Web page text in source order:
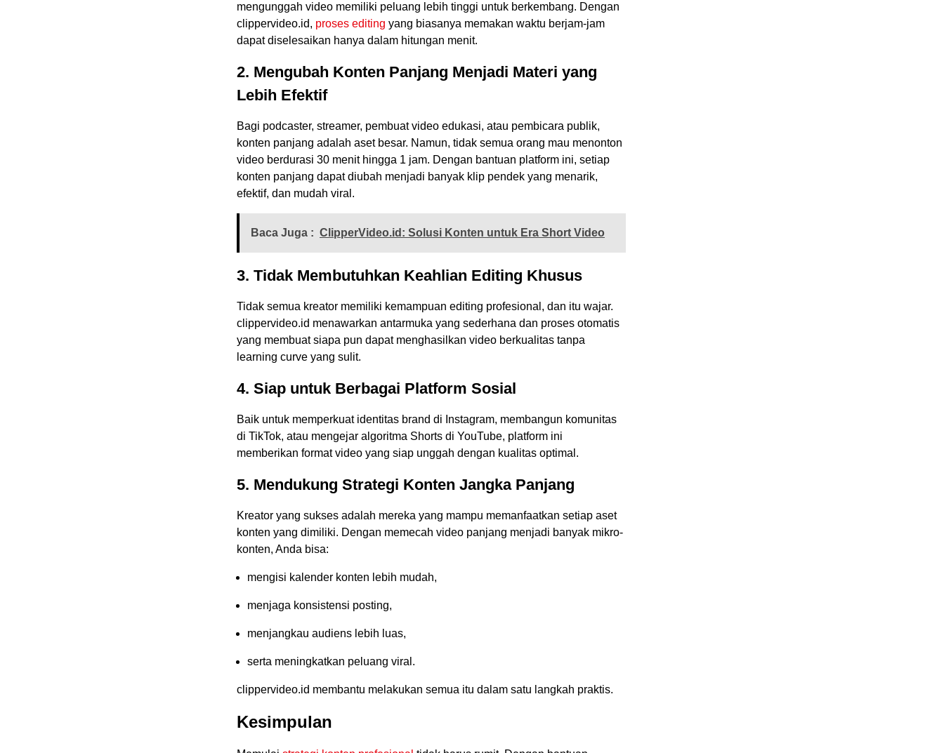
mengunggah video memiliki peluang lebih tinggi untuk berkembang. Dengan
clippervideo.id, proses editing yang biasanya memakan waktu berjam-jam
dapat diselesaikan hanya dalam hitungan menit.
2. Mengubah Konten Panjang Menjadi Materi yang
Lebih Efektif
Bagi podcaster, streamer, pembuat video edukasi, atau pembicara publik,
konten panjang adalah aset besar. Namun, tidak semua orang mau menonton
video berdurasi 30 menit hingga 1 jam. Dengan bantuan platform ini, setiap
konten panjang dapat diubah menjadi banyak klip pendek yang menarik,
efektif, dan mudah viral.
Baca Juga : ClipperVideo.id: Solusi Konten untuk Era Short Video
3. Tidak Membutuhkan Keahlian Editing Khusus
Tidak semua kreator memiliki kemampuan editing profesional, dan itu wajar.
clippervideo.id menawarkan antarmuka yang sederhana dan proses otomatis
yang membuat siapa pun dapat menghasilkan video berkualitas tanpa
learning curve yang sulit.
4. Siap untuk Berbagai Platform Sosial
Baik untuk memperkuat identitas brand di Instagram, membangun komunitas
di TikTok, atau mengejar algoritma Shorts di YouTube, platform ini
memberikan format video yang siap unggah dengan kualitas optimal.
5. Mendukung Strategi Konten Jangka Panjang
Kreator yang sukses adalah mereka yang mampu memanfaatkan setiap aset
konten yang dimiliki. Dengan memecah video panjang menjadi banyak mikro-
konten, Anda bisa:
mengisi kalender konten lebih mudah,
menjaga konsistensi posting,
menjangkau audiens lebih luas,
serta meningkatkan peluang viral.
clippervideo.id membantu melakukan semua itu dalam satu langkah praktis.
Kesimpulan